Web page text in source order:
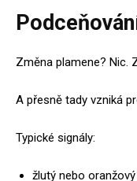
Změna plamene? Nic.
A přesně tady vzniká
Typické signály:
žlutý nebo